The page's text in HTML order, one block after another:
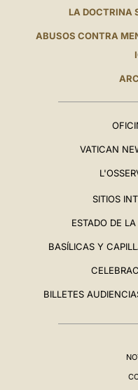
LA DOCTRINA
ABUSOS CONTRA
VATICAN
SITIOS
ESTADO DE
BASÍLICAS Y
BILLETES